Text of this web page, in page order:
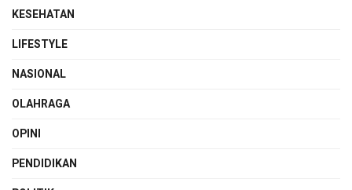
KESEHATAN
LIFESTYLE
NASIONAL
OLAHRAGA
OPINI
PENDIDIKAN